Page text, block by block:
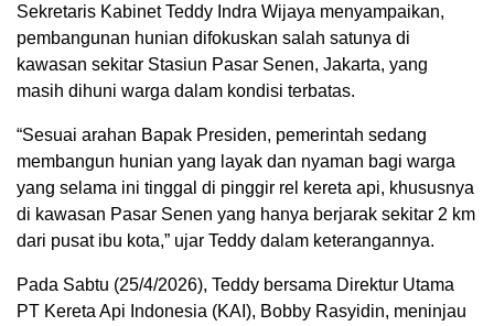
Sekretaris KabinetTeddy Indra Wijaya menyampaikan,
pembangunan hunian difokuskan salah satunya di
kawasan sekitar Stasiun Pasar Senen, Jakarta, yang
masih dihuni warga dalam kondisi terbatas.
“Sesuai arahan Bapak Presiden, pemerintah sedang
membangun hunian yang layak dan nyaman bagi warga
yang selama ini tinggal di pinggir rel kereta api, khususnya
di kawasan Pasar Senen yang hanya berjarak sekitar 2 km
dari pusat ibu kota,” ujar Teddy dalam keterangannya.
Pada Sabtu (25/4/2026), Teddy bersama Direktur Utama
PT Kereta Api Indonesia (KAI), Bobby Rasyidin, meninjau